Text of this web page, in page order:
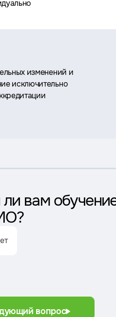
изменений и
исключительно
ли вам
вопрос